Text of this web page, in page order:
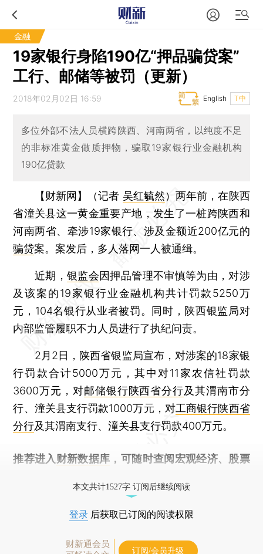
金融
19家银行身陷190亿“押品骗贷案”
工行、邮储等被罚（更新）
2018年02月02日 16:59 T中
English
多位外部不法人员横跨陕西、河南两省，以纯度不足
的非标准黄金做质押物，骗取19家银行业金融机构
190亿贷款
【财新网】（记者 吴红毓然）两年前，在陕西
省潼关县这一黄金重要产地，发生了一桩跨陕西和
河南两省、牵涉19家银行、涉及金额近200亿元的
骗贷案。案发后，多人落网一人被通缉。
近期，银监会因押品管理不审慎等为由，对涉
及该案的19家银行业金融机构共计罚款5250万
元，104名银行从业者被罚。同时，陕西银监局对
内部监管履职不力人员进行了执纪问责。
2月2日，陕西省银监局宣布，对涉案的18家银
行罚款合计5000万元，其中对11家农信社罚款
3600万元，对邮储银行陕西省分行及其渭南市分
行、潼关县支行罚款1000万元，对工商银行陕西省
分行及其渭南支行、潼关县支行罚款400万元。
推荐进入 财新数据库 ，可随时查阅宏观经济、股票
本文共计1527字 订阅后继续阅读
登录 后获取已订阅的阅读权限
财新通会员
订阅/会员升级